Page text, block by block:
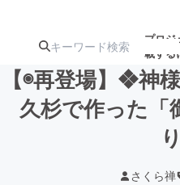
プロジ
載する
注目の新着
【◉再登場】❖神
久杉で作った「
さくら禅